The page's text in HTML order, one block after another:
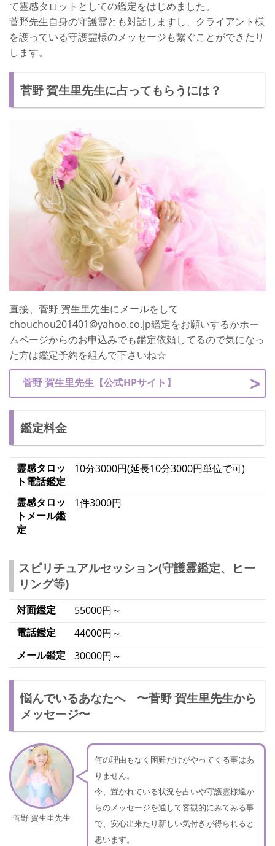
て霊感タロットとしての鑑定をはじめました。
菅野先生自身の守護霊とも対話しますし、クライアント様
を護っている守護霊様のメッセージも繋ぐことができたり
します。
菅野 賀生里先生に占ってもらうには？
直接、菅野 賀生里先生にメールをして
chouchou201401@yahoo.co.jp鑑定をお願いするかホー
ムページからのお申込みでも鑑定依頼してるので気になっ
た方は鑑定予約を組んで下さいね☆
菅野 賀生里先生【公式HPサイト】
鑑定料金
霊感タロッ
ト電話鑑定
10分3000円(延長10分3000円単位で可)
霊感タロッ
トメール鑑
定
1件3000円
スピリチュアルセッション(守護霊鑑定、ヒー
リング等)
対面鑑定
55000円～
電話鑑定
44000円～
メール鑑定
30000円～
悩んでいるあなたへ 〜菅野 賀生里先生から
メッセージ〜
菅野 賀生里先生
何の理由もなく困難だけがやってくる事はあ
りません。
今、置かれている状況を占いや守護霊様達か
らのメッセージを通して客観的にみてみる事
で、安心出来たり新しい気付きが得られると
思います。